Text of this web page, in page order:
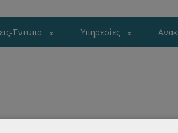
Έντυπα Υπηρεσίες